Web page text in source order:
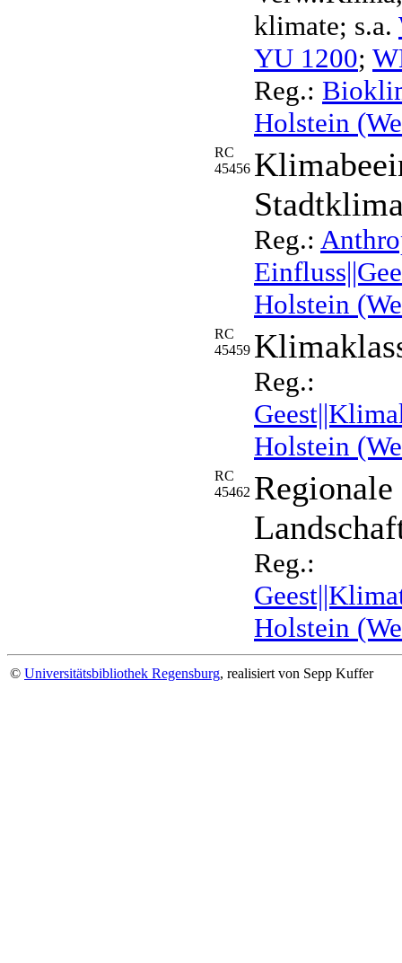
klimate; s.a.
YU 1200;
Reg.:
Holstein
RC
45456
Reg.:
Holstein
RC
45459
Reg.:
Holstein
RC
45462
Reg.:
Holstein
© Universitätsbibliothek Regensburg, realisiert von Sepp Kuffer